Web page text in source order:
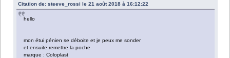
Citation de: steeve_rossi le 21 août 2018 à 16:12:22
hello
mon étui pénien se déboite et je peux me sonder
et ensuite remettre la poche
marque : Coloplast